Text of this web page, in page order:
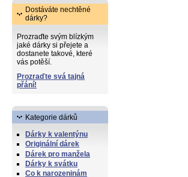
Dostáváte nechtěné
dárky?
Prozraďte svým blízkým
jaké dárky si přejete a
dostanete takové, které
vás potěší.
Prozraďte svá tajná
přání!
Kategorie dárků
Dárky k valentýnu
Originální dárek
Dárek pro manžela
Dárky k svátku
Co k narozeninám